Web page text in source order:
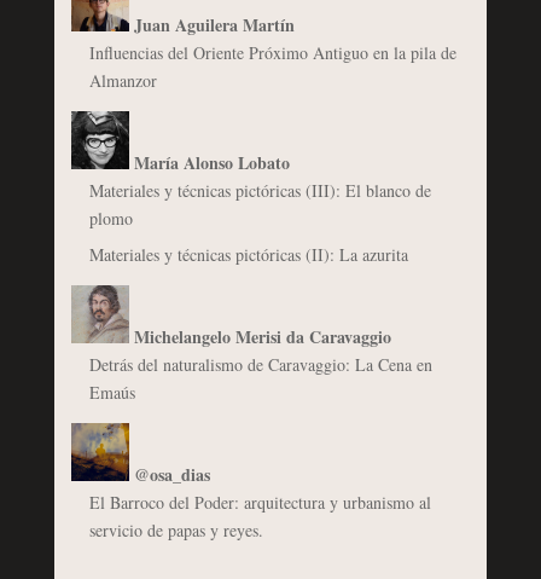
Juan Aguilera Martín
Influencias del Oriente Próximo Antiguo en la pila de
Almanzor
María Alonso Lobato
Materiales y técnicas pictóricas (III): El blanco de
plomo
Materiales y técnicas pictóricas (II): La azurita
Michelangelo Merisi da Caravaggio
Detrás del naturalismo de Caravaggio: La Cena en
Emaús
@osa_dias
El Barroco del Poder: arquitectura y urbanismo al
servicio de papas y reyes.